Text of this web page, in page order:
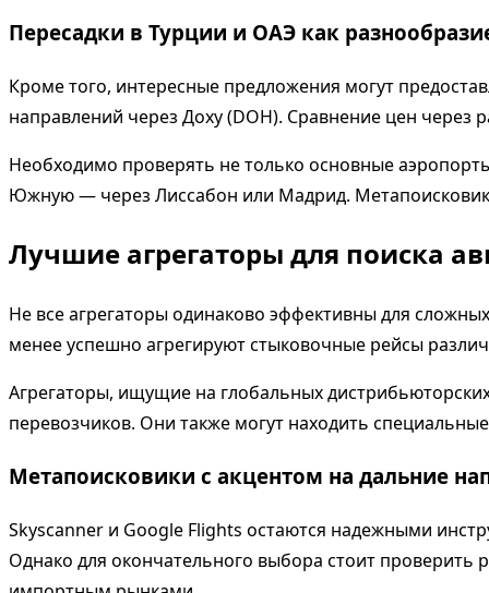
Пересадки в Турции и ОАЭ как
Кроме того, интересные предложения могут
направлений через Доху (DOH). Сравнение цен
Необходимо проверять не только основные
Южную — через Лиссабон или Мадрид.
Лучшие агрегаторы для поиска
Не все агрегаторы одинаково эффективны для
менее успешно агрегируют стыковочные рейсы
Агрегаторы, ищущие на глобальных
перевозчиков. Они также могут находить
Метапоисковики с акцентом на дальние
Skyscanner и Google Flights остаются надежными
Однако для окончательного выбора стоит проверить